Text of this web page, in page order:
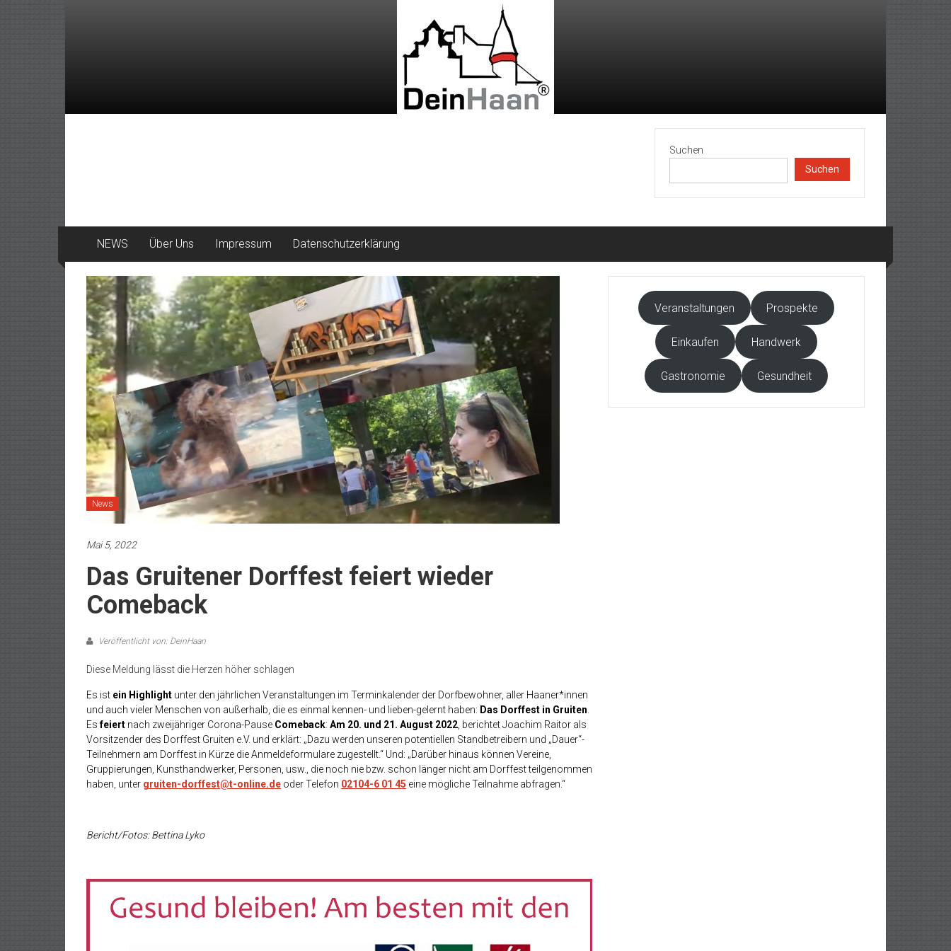
Suchen
Suchen
NEWS Über Uns Impressum Datenschutzerklärung
News
Mai 5, 2022
Das Gruitener Dorffest feiert wieder
Comeback
Veröffentlicht von: DeinHaan
Diese Meldung lässt die Herzen höher schlagen
Es ist ein Highlight unter den jährlichen Veranstaltungen im Terminkalender der Dorfbewohner, aller Haaner*innen
und auch vieler Menschen von außerhalb, die es einmal kennen- und lieben-gelernt haben: Das Dorffest in Gruiten
Esfeiert nach zweijähriger Corona-Pause Comeback: Am 20. und 21. August 2022 , berichtet Joachim Raitor als
Vorsitzender des Dorffest Gruiten e.V. und erklärt: „Dazu werden unseren potentiellen Standbetreibern und „Dauer“-
Teilnehmern am Dorffest in Kürze die Anmeldeformulare zugestellt.“ Und: „Darüber hinaus können Vereine,
Gruppierungen, Kunsthandwerker, Personen, usw., die noch nie bzw. schon länger nicht am Dorffest teilgenommen
haben, unter gruiten-dorffest@t-online.de oder Telefon 02104-6 01 45 eine mögliche Teilnahme abfragen.“
Bericht/Fotos: Bettina Lyko
Veranstaltungen Prospekte
Einkaufen Handwerk
Gastronomie Gesundheit